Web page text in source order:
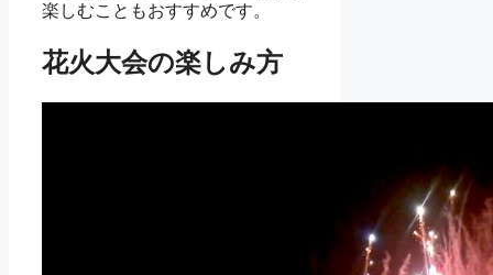
楽しむこともおすすめです。
花火大会の楽しみ方